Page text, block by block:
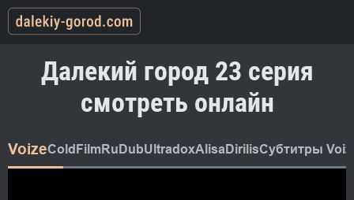
Далекий город 23 серия
смотреть онлайн
VoizeColdFilmRuDubUltradoxAlisaDirilisСубтитры